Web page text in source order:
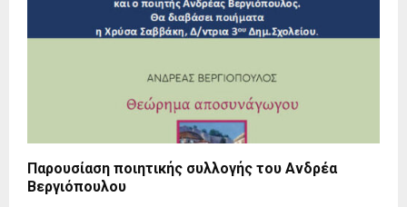
Παρουσίαση ποιητικής συλλογής του Ανδρέα
Βεργιόπουλου